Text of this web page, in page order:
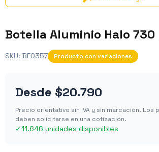
Botella Aluminio Halo 730
SKU: BE0357 Producto con variaciones
Desde $20.790
Precio orientativo sin IVA y sin marcación. Los
deben solicitarse en una cotización.
✓11.646 unidades disponibles